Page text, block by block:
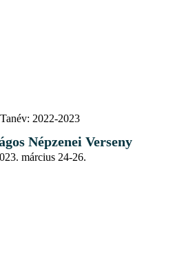
Tanév: 2022-2023
Népzenei Verseny
március 24-26.